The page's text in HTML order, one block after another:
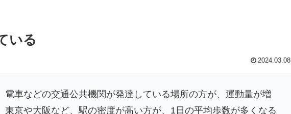
いる
2024.03.08
電車などの交通公共機関が発達している場所の方が、運動量が増
東京や大阪など、駅の密度が高い方が、1日の平均歩数が多くなる